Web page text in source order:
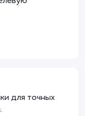
онлайн-
является